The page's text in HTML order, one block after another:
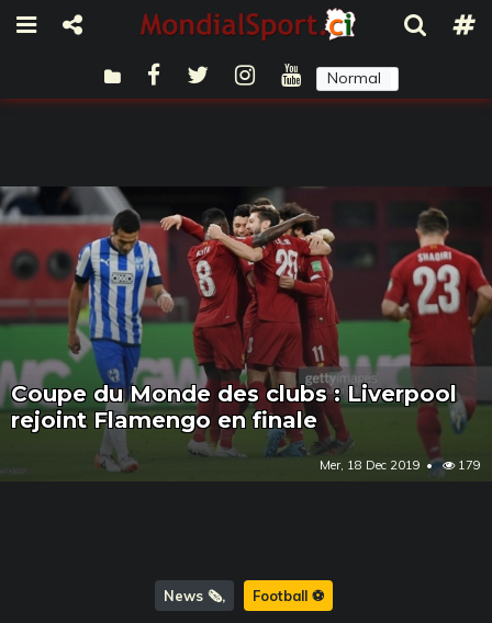
Normal
Coupe du Monde des clubs : Liverpool
rejoint Flamengo en finale
Mer, 18 Dec 2019 179
News 🗞️ Football ⚽️